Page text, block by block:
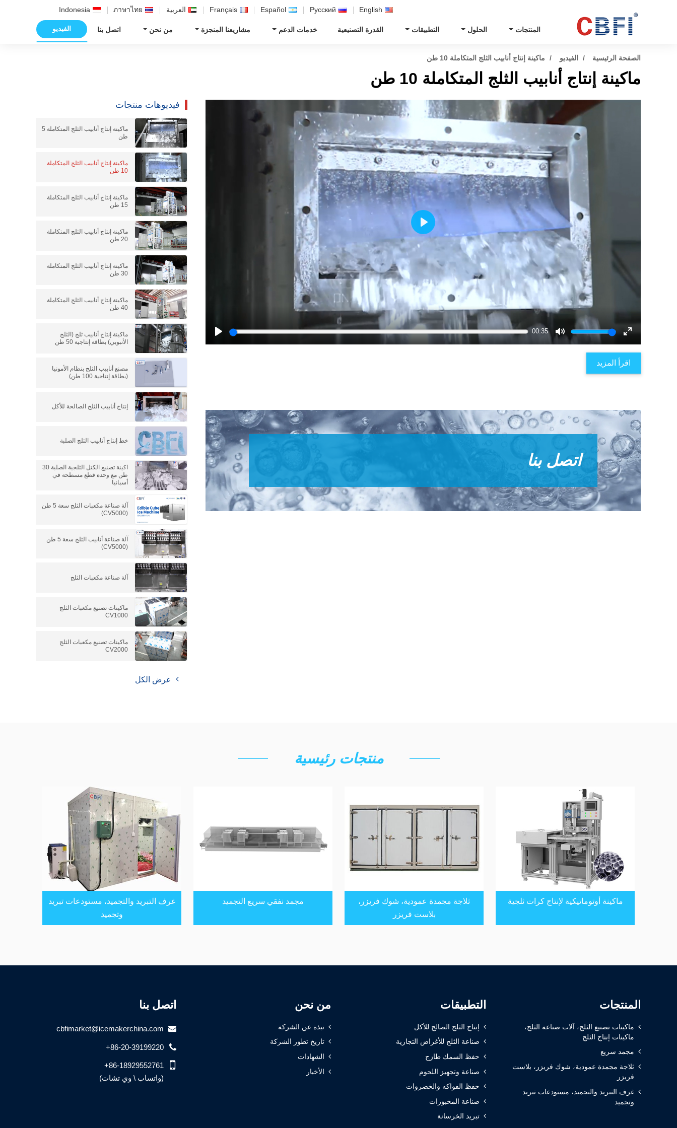
English
Русский
Español
Français العربية ภาษาไทย
Indonesia
المنتجات الحلول التطبيقات القدرة التصنيعية خدمات الدعم مشاريعنا المنجزة من نحن اتصل بنا الفيديو
الصفحة الرئيسية الفيديو ماكينة إنتاج أنابيب الثلج المتكاملة 10 طن
ماكينة إنتاج أنابيب الثلج المتكاملة 10 طن
Play
00:35
Mute
Enter
Play
اقرأ المزيد
اتصل بنا
فيديوهات منتجات
ماكينة إنتاج أنابيب الثلج المتكاملة 5
طن
ماكينة إنتاج أنابيب الثلج المتكاملة
10 طن
ماكينة إنتاج أنابيب الثلج المتكاملة
15 طن
ماكينة إنتاج أنابيب الثلج المتكاملة
20 طن
ماكينة إنتاج أنابيب الثلج المتكاملة
30 طن
ماكينة إنتاج أنابيب الثلج المتكاملة
40 طن
ماكينة إنتاج أنابيب ثلج (الثلج
الأنبوبي) بطاقة إنتاجية 50 طن
مصنع أنابيب الثلج بنظام الأمونيا
(بطاقة إنتاجية 100 طن)
إنتاج أنابيب الثلج الصالحة للأكل
خط إنتاج أنابيب الثلج الصلبة
اكينة تصنيع الكتل الثلجية الصلبة 30
طن مع وحدة قطع مسطحة في
أسبانيا
آلة صناعة مكعبات الثلج سعة 5 طن
(CV5000)
آلة صناعة أنابيب الثلج سعة 5 طن
(CV5000)
آلة صناعة مكعبات الثلج
ماكينات تصنيع مكعبات الثلج
CV1000
ماكينات تصنيع مكعبات الثلج
CV2000
عرض الكل
منتجات رئيسية
ماكينة أوتوماتيكية لإنتاج كرات ثلجية
ثلاجة مجمدة عمودية، شوك فريزر،
بلاست فريزر
مجمد نفقي سريع التجميد
غرف التبريد والتجميد، مستودعات تبريد
وتجميد
المنتجات
ماكينات تصنيع الثلج، آلات صناعة الثلج،
ماكينات إنتاج الثلج
مجمد سريع
ثلاجة مجمدة عمودية، شوك فريزر، بلاست
فريزر
غرف التبريد والتجميد، مستودعات تبريد
وتجميد
التطبيقات
إنتاج الثلج الصالح للأكل
صناعة الثلج للأغراض التجارية
حفظ السمك طازج
صناعة وتجهيز اللحوم
حفظ الفواكه والخضروات
صناعة المخبوزات
تبريد الخرسانة
من نحن
نبذة عن الشركة
تاريخ تطور الشركة
الشهادات
الأخبار
اتصل بنا
cbfimarket@icemakerchina.com
+86-20-39199220
+86-18929552761
(واتساب \ وي تشات)